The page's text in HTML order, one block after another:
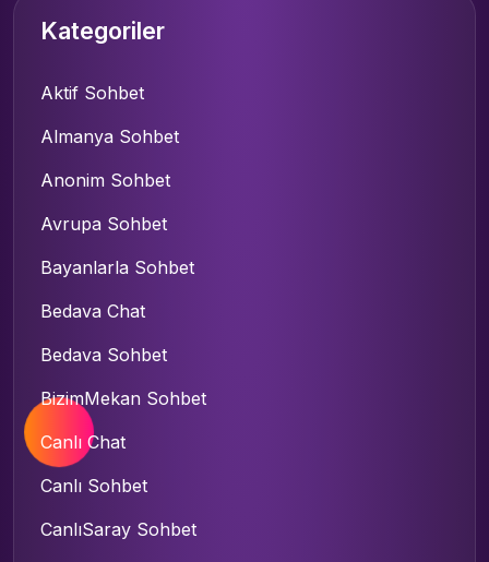
Kategoriler
Aktif Sohbet
Almanya Sohbet
Anonim Sohbet
Avrupa Sohbet
Bayanlarla Sohbet
Bedava Chat
Bedava Sohbet
BizimMekan Sohbet
Canlı Chat
Canlı Sohbet
CanlıSaray Sohbet